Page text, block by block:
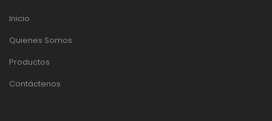
Inicio
Quienes Somos
Productos
Contáctenos